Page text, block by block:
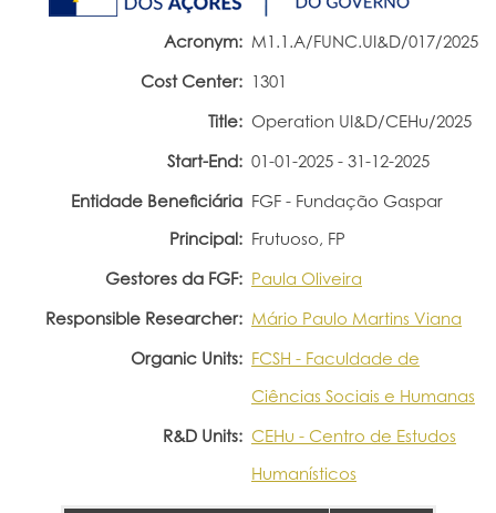
Job
Acronym: M1.1.A/FUNC.UI&D/017/2025
Cost Center: 1301
Title: Operation UI&D/CEHu/2025
Start-End: 01-01-2025 - 31-12-2025
Entidade Beneficiária
Principal:
FGF - Fundação Gaspar
Frutuoso, FP
Gestores da FGF: Paula Oliveira
Responsible Researcher: Mário Paulo Martins Viana
Organic Units: FCSH - Faculdade de
Ciências Sociais e Humanas
R&D Units: CEHu - Centro de Estudos
Humanísticos